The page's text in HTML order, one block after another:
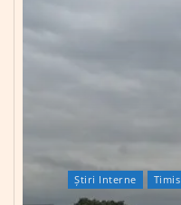
Știri Interne Timis